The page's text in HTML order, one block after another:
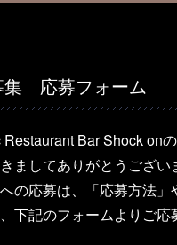
集 応募フォーム
Restaurant Bar Shock on
ましてありがとうござい
の応募は、「応募方法」
下記のフォームよりご応